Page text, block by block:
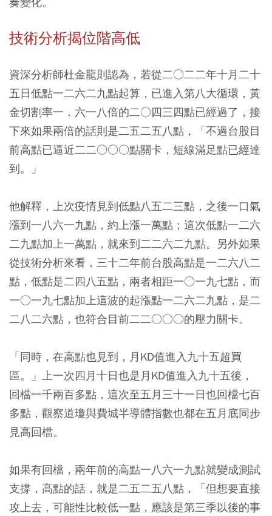
技術分析揭位階高低
資深分析師杜金龍則認為，若從二○二二年十月二十
五日低點一二六二九點起算，已進入第八大循環，黃
金切割率一．六一八倍的二○四三四點已經過了，接
下來如果兩倍的話則是二五二五八點，「不過台股目
前高點已逼近二二○○○點關卡，短線滿足點已經達
到。」
他解釋，上次疫情見到低點八五二三點，之後一口氣
漲到一八六一九點，約上漲一萬點；這次低點一二六
二九點加上一萬點，就來到二二六二九點。另外如果
從技術分析來看，三十二年前台股高點是一二六八二
點，低點是二四八五點，兩者相距一○一九七點，而
一○一九七點加上這波的起漲點一二六二九點，是二
二八二六點，也符合目前二二○○○的壓力關卡。
「同時，在高點也見到，月KD值進入九十五超買
區。」上一次四月十日也是月KD值進入九十五後，
回檔一千兩百多點，這次至五月三十一日也回檔七百
多點，觀察道瓊與費城半導體指數也都在五月底同步
見高回檔。
如果有回檔，兩年前的高點一八六一九點就變成測試
支撐，高點的話，就是二五二五八點，「但想要直接
攻上去，可能性比較低一點，應該是第三季以後的事